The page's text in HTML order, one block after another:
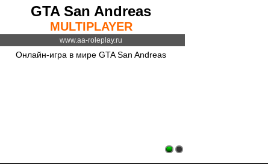
GTA San Andreas
MULTIPLAYER
Онлайн-игра в мире GTA San Andreas
www.aa-roleplay.ru